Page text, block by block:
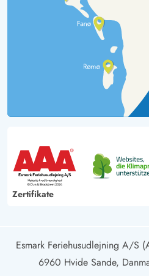
Zertifikate
Esmark Feriehusudlejning A/S
6960 Hvide Sande,